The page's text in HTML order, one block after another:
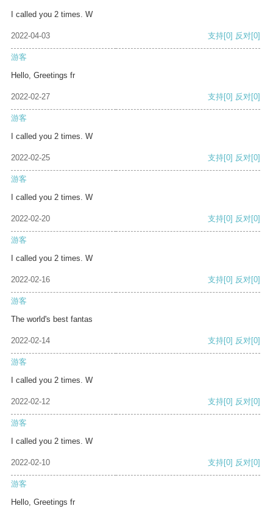
I called you 2 times. W
2022-04-03 支持[0] 反对[0]
游客
Hello, Greetings fr
2022-02-27 支持[0] 反对[0]
游客
I called you 2 times. W
2022-02-25 支持[0] 反对[0]
游客
I called you 2 times. W
2022-02-20 支持[0] 反对[0]
游客
I called you 2 times. W
2022-02-16 支持[0] 反对[0]
游客
The world's best fantas
2022-02-14 支持[0] 反对[0]
游客
I called you 2 times. W
2022-02-12 支持[0] 反对[0]
游客
I called you 2 times. W
2022-02-10 支持[0] 反对[0]
游客
Hello, Greetings fr